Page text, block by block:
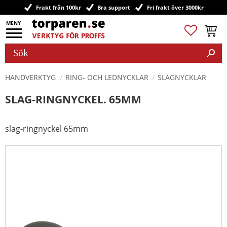
Meny
Frakt från 100kr Bra support Fri frakt över 3000kr
Favoriter
HANDVERKTYG RING- OCH LEDNYCKLAR SLAGNYCKLAR
SLAG-RINGNYCKEL. 65MM
slag-ringnyckel 65mm